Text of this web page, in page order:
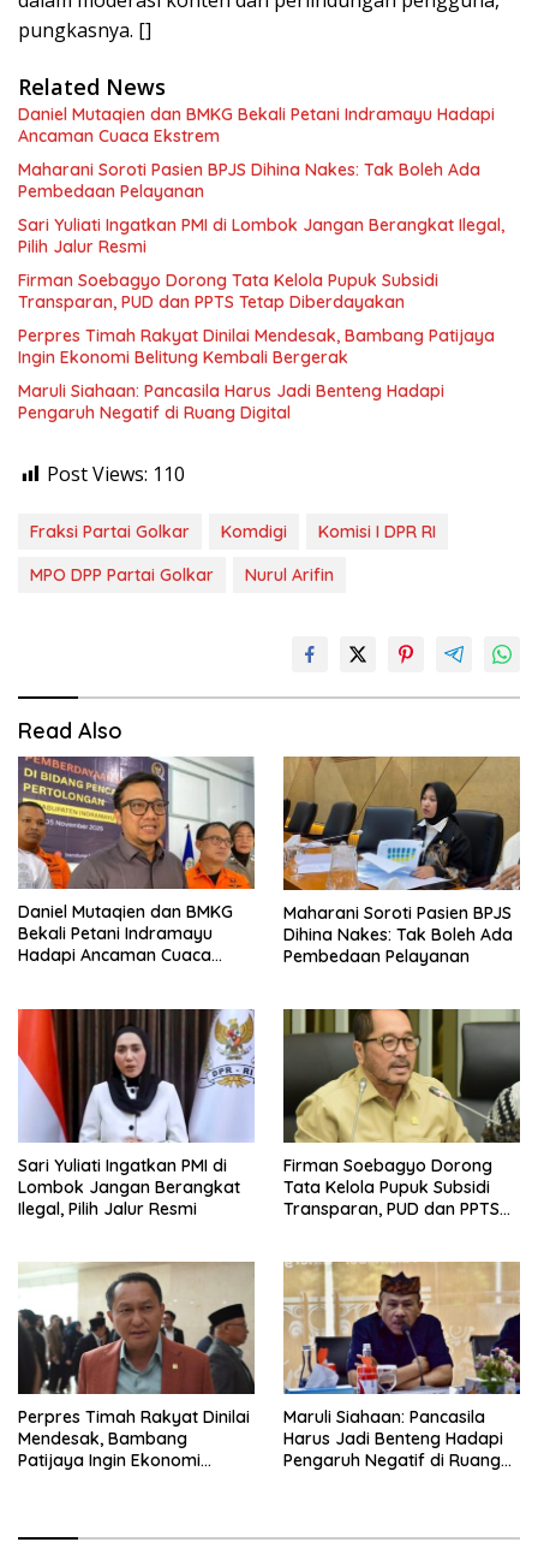
pungkasnya. []
Related News
Daniel Mutaqien dan BMKG Bekali Petani Indramayu Hadapi
Ancaman Cuaca Ekstrem
Maharani Soroti Pasien BPJS Dihina Nakes: Tak Boleh Ada
Pembedaan Pelayanan
Sari Yuliati Ingatkan PMI di Lombok Jangan Berangkat Ilegal,
Pilih Jalur Resmi
Firman Soebagyo Dorong Tata Kelola Pupuk Subsidi
Transparan, PUD dan PPTS Tetap Diberdayakan
Perpres Timah Rakyat Dinilai Mendesak, Bambang Patijaya
Ingin Ekonomi Belitung Kembali Bergerak
Maruli Siahaan: Pancasila Harus Jadi Benteng Hadapi
Pengaruh Negatif di Ruang Digital
Post Views: 110
Fraksi Partai Golkar Komdigi
Komisi I DPR RI
MPO DPP Partai Golkar
Nurul Arifin
Read Also
Daniel Mutaqien dan BMKG
Bekali Petani Indramayu
Hadapi Ancaman Cuaca
Maharani Soroti Pasien BPJS
Dihina Nakes: Tak Boleh Ada
Pembedaan Pelayanan
Sari Yuliati Ingatkan PMI di
Lombok Jangan Berangkat
Ilegal, Pilih Jalur Resmi
Firman Soebagyo Dorong
Tata Kelola Pupuk Subsidi
Transparan, PUD dan PPTS
Perpres Timah Rakyat Dinilai
Mendesak, Bambang
Patijaya Ingin Ekonomi
Maruli Siahaan: Pancasila
Harus Jadi Benteng Hadapi
Pengaruh Negatif di Ruang